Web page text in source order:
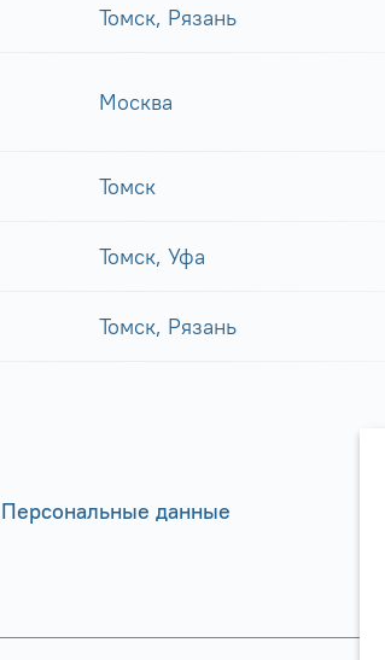
Томск, Рязань
Москва
Томск
Томск, Уфа
Томск, Рязань
Персональные данные